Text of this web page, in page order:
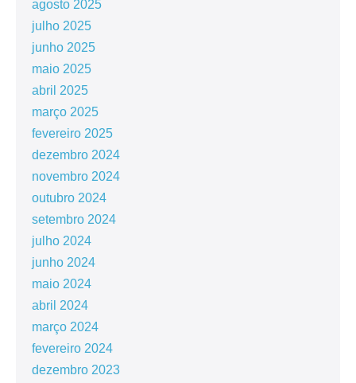
agosto 2025
julho 2025
junho 2025
maio 2025
abril 2025
março 2025
fevereiro 2025
dezembro 2024
novembro 2024
outubro 2024
setembro 2024
julho 2024
junho 2024
maio 2024
abril 2024
março 2024
fevereiro 2024
dezembro 2023